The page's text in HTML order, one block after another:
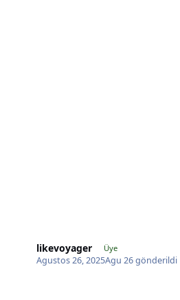
likevoyager Üye
Agustos 26, 2025Agu 26gönderildi